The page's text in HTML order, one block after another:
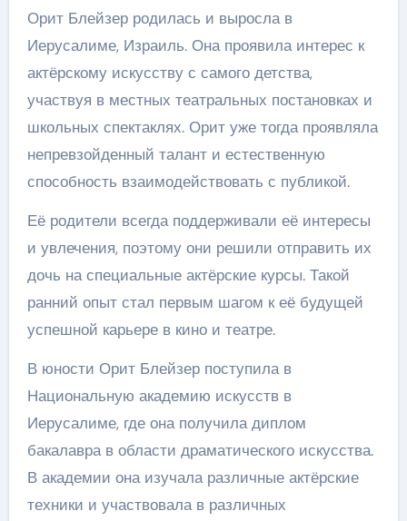
Орит Блейзер родилась и выросла в
Иерусалиме, Израиль. Она проявила интерес к
актёрскому искусству с самого детства,
участвуя в местных театральных постановках и
школьных спектаклях. Орит уже тогда проявляла
непревзойденный талант и естественную
способность взаимодействовать с публикой.
Её родители всегда поддерживали её интересы
и увлечения, поэтому они решили отправить их
дочь на специальные актёрские курсы. Такой
ранний опыт стал первым шагом к её будущей
успешной карьере в кино и театре.
В юности Орит Блейзер поступила в
Национальную академию искусств в
Иерусалиме, где она получила диплом
бакалавра в области драматического искусства.
В академии она изучала различные актёрские
техники и участвовала в различных